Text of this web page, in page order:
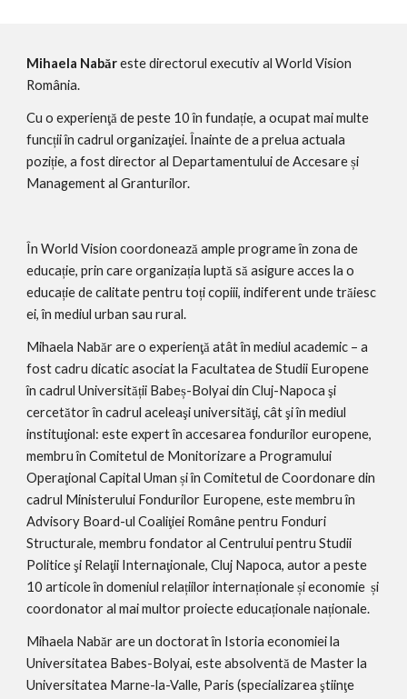
Mihaela Nabăr este directorul executiv al World Vision
România.
Cu o experienţă de peste 10 în fundație, a ocupat mai multe
funcții în cadrul organizaţiei. Înainte de a prelua actuala
poziție, a fost director al Departamentului de Accesare și
Management al Granturilor.
În World Vision coordonează ample programe în zona de
educație, prin care organizația luptă să asigure acces la o
educație de calitate pentru toți copiii, indiferent unde trăiesc
ei, în mediul urban sau rural.
Mihaela Nabăr are o experienţă atât în mediul academic – a
fost cadru dicatic asociat la Facultatea de Studii Europene
în cadrul Universității Babeș-Bolyai din Cluj-Napoca şi
cercetător în cadrul aceleaşi universităţi, cât şi în mediul
instituţional: este expert în accesarea fondurilor europene,
membru în Comitetul de Monitorizare a Programului
Operaţional Capital Uman și în Comitetul de Coordonare din
cadrul Ministerului Fondurilor Europene, este membru în
Advisory Board-ul Coaliţiei Române pentru Fonduri
Structurale, membru fondator al Centrului pentru Studii
Politice şi Relaţii Internaţionale, Cluj Napoca, autor a peste
10 articole în domeniul relațiilor internaționale și economie  și
coordonator al mai multor proiecte educaționale naționale.
Mihaela Nabăr are un doctorat în Istoria economiei la
Universitatea Babes-Bolyai, este absolventă de Master la
Universitatea Marne-la-Valle, Paris (specializarea ştiinţe